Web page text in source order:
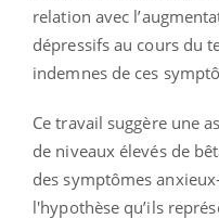
relation avec
dépressifs au cours du
indemnes de ces
Ce travail suggère une
de niveaux élevés de
des symptômes
l'hypothèse qu’ils